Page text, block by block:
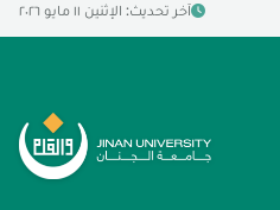
آخر تحديث: الإثنين ١١ مايو ٢٠٢٦